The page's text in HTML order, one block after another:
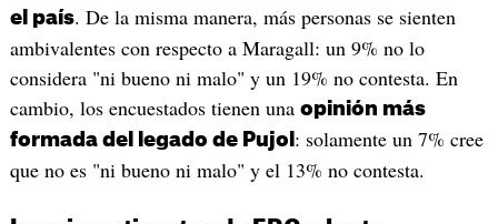
el país. De la misma manera, más personas se sienten
ambivalentes con respecto a Maragall: un 9% no lo
considera "ni bueno ni malo" y un 19% no contesta. En
cambio, los encuestados tienen una opinión más
formada del legado de Pujol : solamente un 7% cree
que no es "ni bueno ni malo" y el 13% no contesta.